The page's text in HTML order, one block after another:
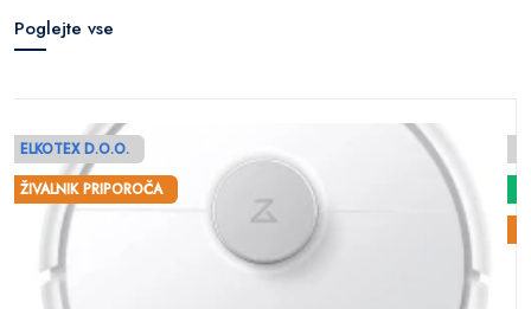
Poglejte vse
ELKOTEX D.O.O.
ŽIVALNIK PRIPOROČA